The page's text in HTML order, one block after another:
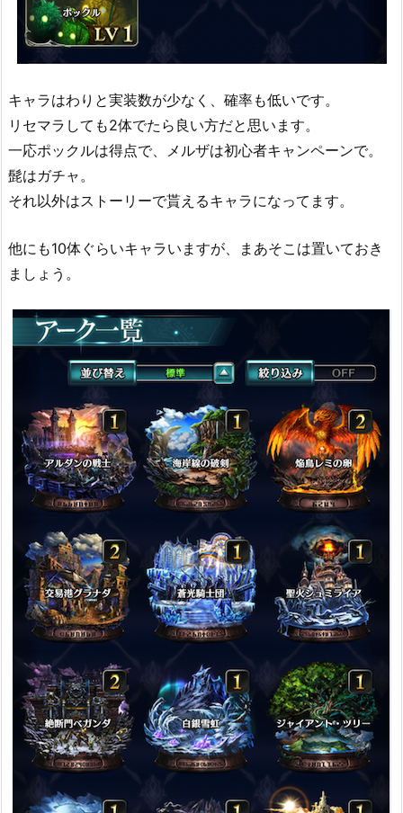
キャラはわりと実装数が少なく、確率も低いです。
リセマラしても2体でたら良い方だと思います。
一応ポックルは得点で、メルザは初心者キャンペーンで。
髭はガチャ。
それ以外はストーリーで貰えるキャラになってます。
他にも10体ぐらいキャラいますが、まあそこは置いておき
ましょう。